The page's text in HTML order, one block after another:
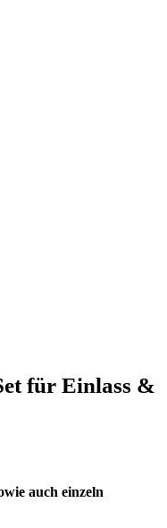
für Einlass &
auch einzeln